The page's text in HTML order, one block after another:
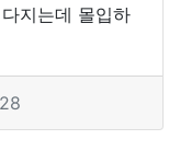
지는데 몰입하